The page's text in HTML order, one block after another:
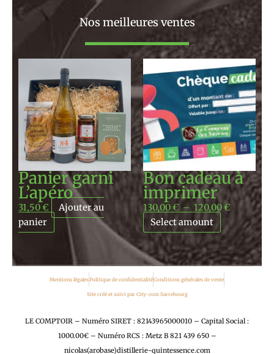
Nos meilleures ventes
Panier garni
L’apéro
31,50€
Ajouter au
panier
Bon cadeau à
imprimer
130,00€ – 120,00€
Plage
de
prix :
130,00 €
à
120,00 €
Select amount
Mentions légalesPolitique de confidentialitéConditions générales de vente
Site créé et suivi par City-com Sarrebourg
LE COMPTOIR – Numéro SIRET : 82143965000010 – Capital Social :
1000.00€ – Numéro RCS : Metz B 821 439 650 –
nicolas(arobase)distillerie-quintessence.com